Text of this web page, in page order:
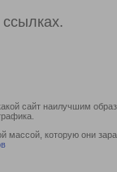
сайт наилучшим
которую они